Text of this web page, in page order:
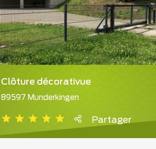
Clôture décorativue
89597 Munderkingen
Partager